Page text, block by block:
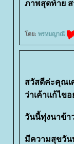
ภาพสุดท้าย ส
ดย: พรหมญาณี
สวัสดีค่ะคุณเ
ว่าเค้าแก้ไข
วันนี้ทุ่งนาข้า
มีความสุขวัน